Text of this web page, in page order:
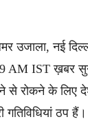
उजाला, नई
AM IST ख़बर
रोकने के लिए
गतिविधियां ठप